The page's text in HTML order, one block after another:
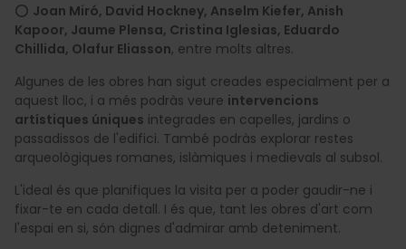
⭕ Joan Miró, David Hockney, Anselm Kiefer, Anish
Kapoor, Jaume Plensa, Cristina Iglesias, Eduardo
Chillida, Olafur Eliasson, entre molts altres.
Algunes de les obres han sigut creades especialment per a
aquest lloc, i a més podràs veure intervencions
artístiques úniques integrades en capelles, jardins o
passadissos de l'edifici. També podràs explorar restes
arqueològiques romanes, islàmiques i medievals al subsol.
L'ideal és que planifiques la visita per a poder gaudir-ne i
fixar-te en cada detall. I és que, tant les obres d'art com
l'espai en si, són dignes d'admirar amb deteniment.